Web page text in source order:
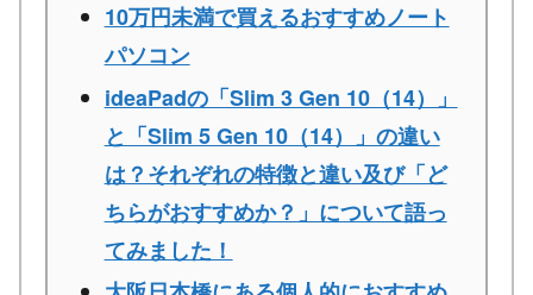
10万円未満で買えるおすすめノート
パソコン
ideaPadの「Slim 3 Gen 10（14）」
と「Slim 5 Gen 10（14）」の違い
は？それぞれの特徴と違い及び「ど
ちらがおすすめか？」について語っ
てみました！